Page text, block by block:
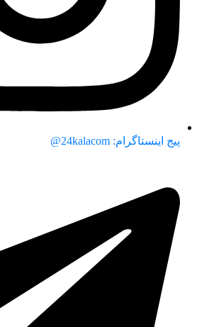
پیج اینستاگرام: 24kalacom@